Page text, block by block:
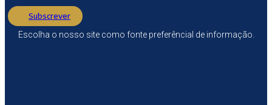
Subscrever
Escolha o nosso site como fonte preferêncial de informação.